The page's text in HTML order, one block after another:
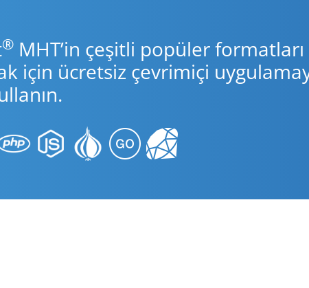
® MHT’in çeşitli popüler formatları
için ücretsiz çevrimiçi